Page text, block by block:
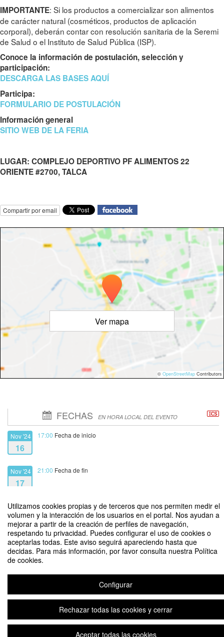
Utilizamos cookies propias y de terceros que nos permiten medir el
volumen y la interacción de los usuarios en el portal. Nos ayudan a
mejorar a partir de la creación de perfiles de navegación,
respetando tu privacidad. Puedes configurar el uso de cookies o
aceptarlas todas. Este aviso seguirá apareciendo hasta que
decidas. Para más información, por favor consulta nuestra Política
de cookies.
Configurar
Rechazar todas las cookies y cerrar
Aceptar todas las cookies
IMPORTANTE: Si los productos a comercializar son alimentos
de carácter natural (cosméticos, productos de aplicación
corporal), deberán contar con resolución sanitaria de la Seremi
de Salud o el Instituto de Salud Pública (ISP).
Conoce la información de postulación, selección y
participación:
DESCARGA LAS BASES AQUÍ
Participa:
FORMULARIO DE POSTULACIÓN
Información general
SITIO WEB DE LA FERIA
LUGAR: COMPLEJO DEPORTIVO PF ALIMENTOS 22
ORIENTE #2700, TALCA
Compartir por email
Ver mapa
© OpenStreetMap Contributors
FECHAS EN HORA LOCAL DEL EVENTO
Nov '24
16
17:00 Fecha de inicio
Nov '24
17
21:00 Fecha de fin
2° Feria "Mi Barrio Emprende" Innovación Local y Sustentable
Organizado por PF Alimentos en alianza con la Direccion de Innovación y
Transferencia - UTalca
Aviso legal|Contacto
Plataforma de organización de eventos Symposium
Copyright © 2026